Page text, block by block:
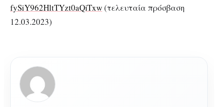
fySiY962HltTYzt0aQiTxw(τελευταία πρόσβαση
12.03.2023)